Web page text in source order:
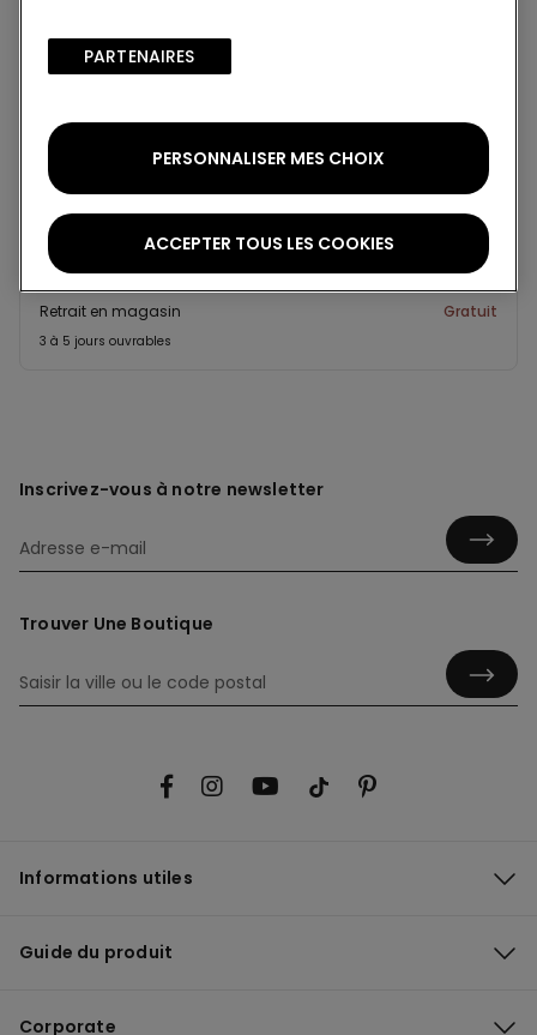
Projet Be The Change : traçabilité
Standard à domicile
Membre du programme fidélité Tezenis Talent 2€
Pour toute commande supérieure à 55€ Livraison gratuite
5 jours ouvrables
Retrait en magasin Gratuit
3 à 5 jours ouvrables
Inscrivez-vous à notre newsletter
Trouver Une Boutique
Informations utiles
Guide du produit
Corporate
PARTENAIRES​
PERSONNALISER MES CHOIX
ACCEPTER TOUS LES COOKIES